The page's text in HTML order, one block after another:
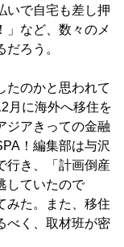
いで自宅も差し押
」など、数々のメ
ろう。
のかと思われて
月に海外へ移住を
ジアきっての金融
！編集部は与沢
行き、「計画倒産
していたので
みた。また、移住
べく、取材班が密